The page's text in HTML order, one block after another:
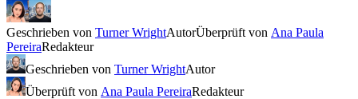
Geschrieben von Turner WrightAutorÜberprüft von Ana Paula
PereiraRedakteur
Geschrieben von Turner WrightAutor
Überprüft von Ana Paula PereiraRedakteur